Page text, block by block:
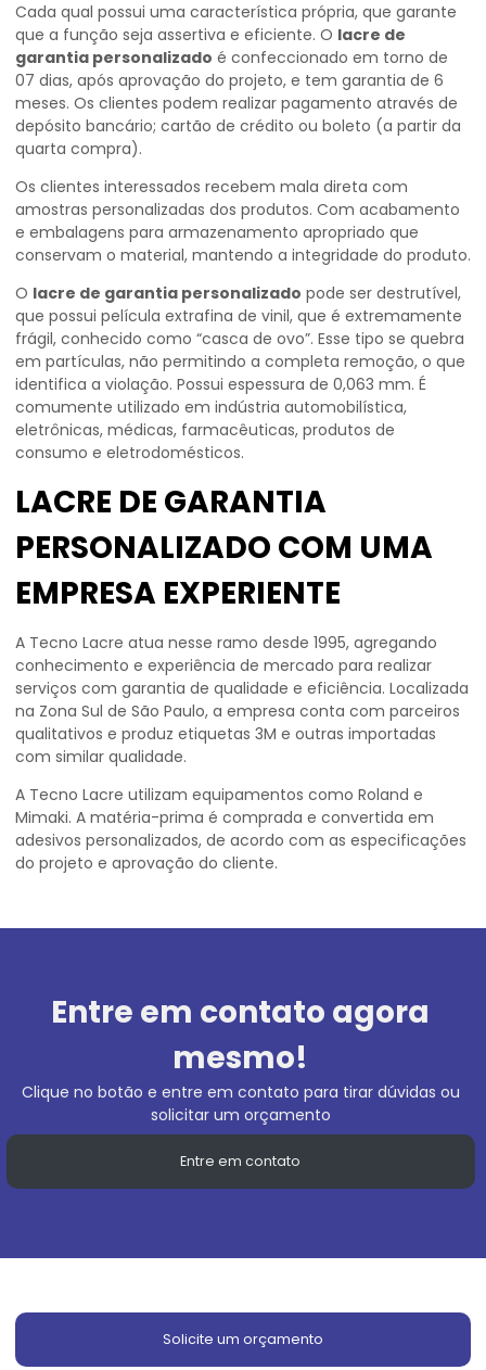
Cada qual possui uma característica própria, que garante
que a função seja assertiva e eficiente. O lacre de
garantia personalizado é confeccionado em torno de
07 dias, após aprovação do projeto, e tem garantia de 6
meses. Os clientes podem realizar pagamento através de
depósito bancário; cartão de crédito ou boleto (a partir da
quarta compra).
Os clientes interessados recebem mala direta com
amostras personalizadas dos produtos. Com acabamento
e embalagens para armazenamento apropriado que
conservam o material, mantendo a integridade do produto.
O lacre de garantia personalizado pode ser destrutível,
que possui película extrafina de vinil, que é extremamente
frágil, conhecido como “casca de ovo”. Esse tipo se quebra
em partículas, não permitindo a completa remoção, o que
identifica a violação. Possui espessura de 0,063 mm. É
comumente utilizado em indústria automobilística,
eletrônicas, médicas, farmacêuticas, produtos de
consumo e eletrodomésticos.
LACRE DE GARANTIA
PERSONALIZADO COM UMA
EMPRESA EXPERIENTE
A Tecno Lacre atua nesse ramo desde 1995, agregando
conhecimento e experiência de mercado para realizar
serviços com garantia de qualidade e eficiência. Localizada
na Zona Sul de São Paulo, a empresa conta com parceiros
qualitativos e produz etiquetas 3M e outras importadas
com similar qualidade.
A Tecno Lacre utilizam equipamentos como Roland e
Mimaki. A matéria-prima é comprada e convertida em
adesivos personalizados, de acordo com as especificações
do projeto e aprovação do cliente.
Entre em contato agora
mesmo!
Clique no botão e entre em contato para tirar dúvidas ou
solicitar um orçamento
Entre em contato
Solicite um orçamento